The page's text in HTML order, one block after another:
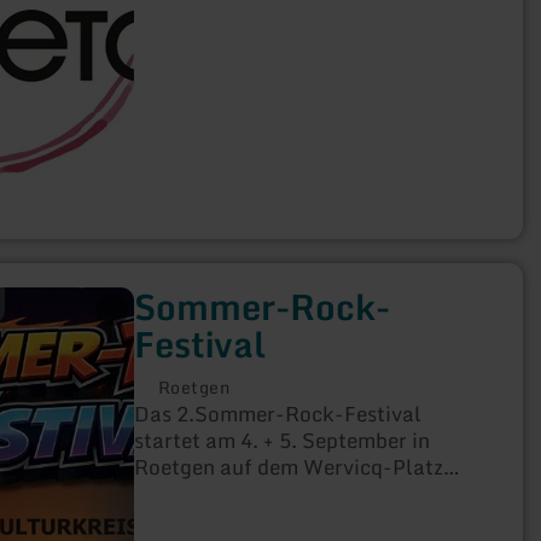
Sommer-Rock-
Festival
Roetgen
Das 2.Sommer-Rock-Festival
startet am 4. + 5. September in
Roetgen auf dem Wervicq-Platz